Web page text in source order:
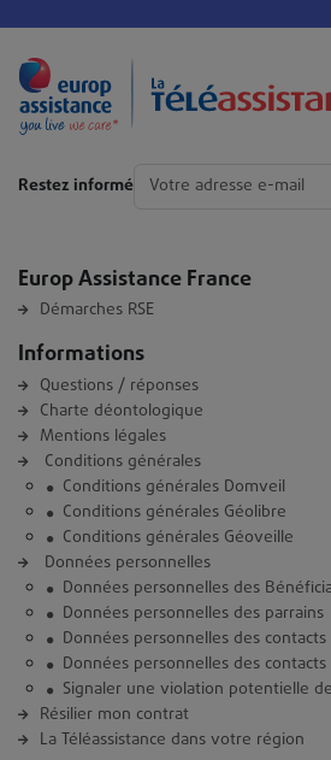
Restez informé
Europ Assistance France
Démarches RSE
Informations
Questions / réponses
Charte déontologique
Mentions légales
Conditions générales
Conditions générales Domveil
Conditions générales Géolibre
Conditions générales Géoveille
Données personnelles
Données personnelles des
Données personnelles des parrains
Données personnelles des
Données personnelles des
Signaler une violation potentielle
Résilier mon contrat
La Téléassistance dans votre région